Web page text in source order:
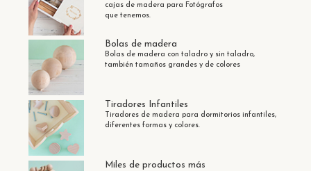
cajas de madera para Fotógrafos
que tenemos.
Bolas de madera
Bolas de madera con taladro y sin taladro,
también tamaños grandes y de colores
Tiradores Infantiles
Tiradores de madera para dormitorios infantiles,
diferentes formas y colores.
Miles de productos más